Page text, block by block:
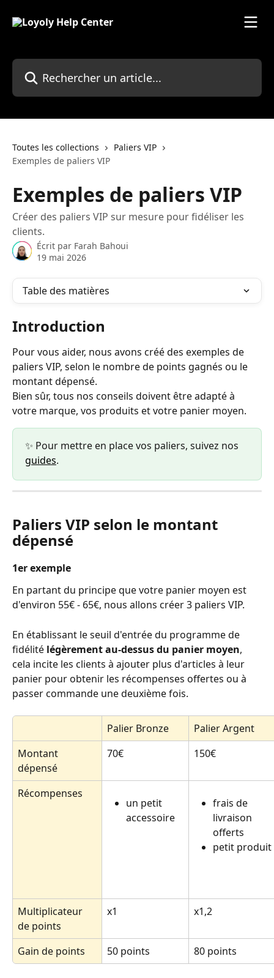
Rechercher un article...
Toutes les collections
Paliers VIP
Exemples de paliers VIP
Exemples de paliers VIP
Créer des paliers VIP sur mesure pour fidéliser les
clients.
Écrit par Farah Bahoui
19 mai 2026
Table des matières
Introduction
Pour vous aider, nous avons créé des exemples de
paliers VIP, selon le nombre de points gagnés ou le
montant dépensé.
Bien sûr, tous nos conseils doivent être adapté à
votre marque, vos produits et votre panier moyen.
✨ Pour mettre en place vos paliers, suivez nos
guides.
Paliers VIP selon le montant
dépensé
1er exemple
En partant du principe que votre panier moyen est
d'environ 55€ - 65€, nous allons créer 3 paliers VIP.
En établissant le seuil d'entrée du programme de
fidélité légèrement au-dessus du panier moyen,
cela incite les clients à ajouter plus d'articles à leur
panier pour obtenir les récompenses offertes ou à
passer commande une deuxième fois.
Palier Bronze
Palier Argent
Montant
dépensé
70€ 150€
Récompenses
un petit
accessoire
frais de
livraison
offerts
petit produit
Multiplicateur
de points
x1 x1,2
Gain de points 50 points 80 points